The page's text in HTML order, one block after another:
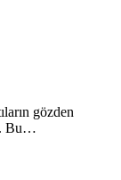
gözden
Bu…